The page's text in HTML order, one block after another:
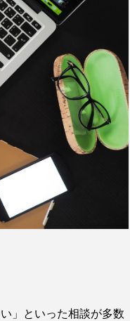
」といった相談が多数